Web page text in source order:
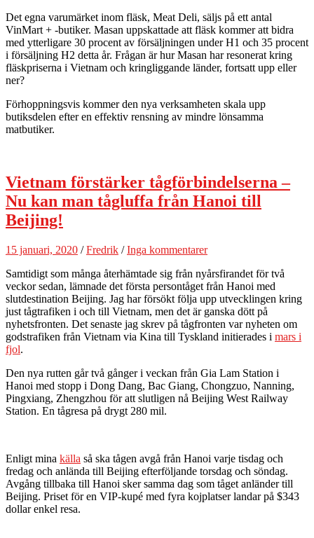
Det egna varumärket inom fläsk, Meat Deli, säljs på ett antal
VinMart + -butiker. Masan uppskattade att fläsk kommer att bidra
med ytterligare 30 procent av försäljningen under H1 och 35 procent
i försäljning H2 detta år. Frågan är hur Masan har resonerat kring
fläskpriserna i Vietnam och kringliggande länder, fortsatt upp eller
ner?
Förhoppningsvis kommer den nya verksamheten skala upp
butiksdelen efter en effektiv rensning av mindre lönsamma
matbutiker.
Vietnam förstärker tågförbindelserna –
Nu kan man tågluffa från Hanoi till
Beijing!
15 januari, 2020 /Fredrik /Inga kommentarer
Samtidigt som många återhämtade sig från nyårsfirandet för två
veckor sedan, lämnade det första persontåget från Hanoi med
slutdestination Beijing. Jag har försökt följa upp utvecklingen kring
just tågtrafiken i och till Vietnam, men det är ganska dött på
nyhetsfronten. Det senaste jag skrev på tågfronten var nyheten om
godstrafiken från Vietnam via Kina till Tyskland initierades i mars i
fjol.
Den nya rutten går två gånger i veckan från Gia Lam Station i
Hanoi med stopp i Dong Dang, Bac Giang, Chongzuo, Nanning,
Pingxiang, Zhengzhou för att slutligen nå Beijing West Railway
Station. En tågresa på drygt 280 mil.
Enligt mina källa så ska tågen avgå från Hanoi varje tisdag och
fredag och anlända till Beijing efterföljande torsdag och söndag.
Avgång tillbaka till Hanoi sker samma dag som tåget anländer till
Beijing. Priset för en VIP-kupé med fyra kojplatser landar på $343
dollar enkel resa.